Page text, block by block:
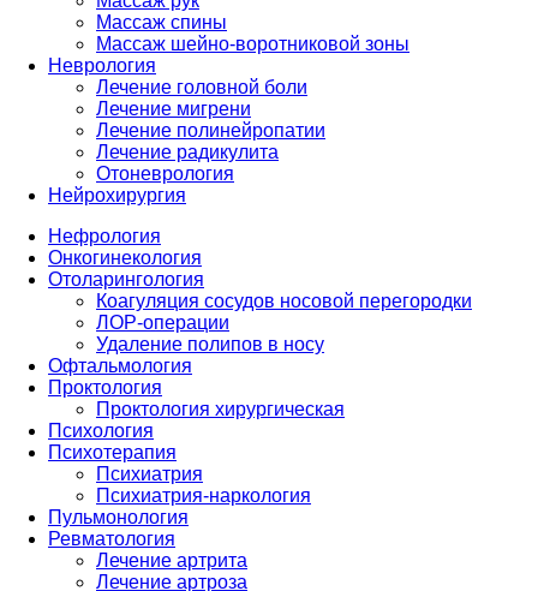
Массаж спины
Массаж шейно-воротниковой зоны
Неврология
Лечение головной боли
Лечение мигрени
Лечение полинейропатии
Лечение радикулита
Отоневрология
Нейрохирургия
Нефрология
Онкогинекология
Отоларингология
Коагуляция сосудов носовой перегородки
ЛОР-операции
Удаление полипов в носу
Офтальмология
Проктология
Проктология хирургическая
Психология
Психотерапия
Психиатрия
Психиатрия-наркология
Пульмонология
Ревматология
Лечение артрита
Лечение артроза